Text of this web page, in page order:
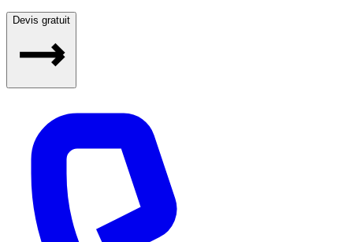
Devis gratuit